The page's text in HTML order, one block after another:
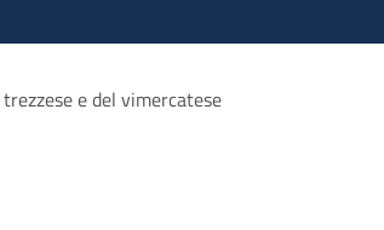
e del vimercatese